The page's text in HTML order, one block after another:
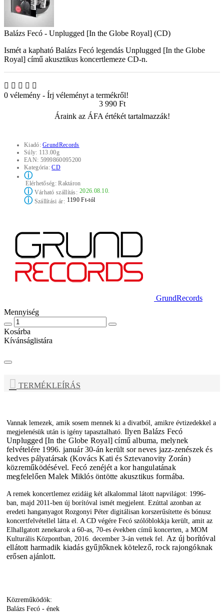
Balázs Fecó - Unplugged [In the Globe Royal] (CD)
Ismét a kapható Balázs Fecó legendás Unplugged [In the Globe
Royal] című akusztikus koncertlemeze CD-n.
0 vélemény - Írj véleményt a termékről!
3 990 Ft
Áraink az ÁFA értékét tartalmazzák!
Kiadó:GrundRecords
Súly: 113.00g
EAN: 5999860095200
Kategória:CD
ⓘ
Elérhetőség:Raktáron
ⓘVárható szállítás: 2026.08.10.
ⓘSzállítási ár: 1190 Ft-tól
GrundRecords
Mennyiség
Kosárba
Kívánságlistára
TERMÉKLEÍRÁS
Vannak lemezek, amik sosem mennek ki a divatból, amikre évtizedekkel a
megjelenésük után is igény tapasztalható. IlyenBalázs Fecó
Unplugged [In the Globe Royal] című albuma, melynek
felvételére 1996. január 30-án került sor neves jazz-zenészek és
kedves pályatársak (Kovács Kati és Sztevanovity Zorán)
közreműködésével. Fecó zenéjét a kor hangulatának
megfelelően Malek Miklós öntötte akusztikus formába.
A remek koncertlemez ezidáig két alkalommal látott napvilágot: 1996-
ban, majd 2011-ben új borítóval ismét megjelent. Ezúttal azonban az
eredeti hanganyagot Rozgonyi Péter digitálisan korszerűsítette és bónusz
koncertfelvétellel látta el. A CD végére Fecó szólóblokkja került, amit az
Elhallgatott zenekarok a 60-as, 70-es években című koncerten, a MOM
Kulturális Központban, 2016. december 3-án vettek fel. Az új borítóval
ellátott harmadik kiadás gyűjtőknek kötelező, rock rajongóknak
erősen ajánlott.
Közreműködök:
Balázs Fecó - ének